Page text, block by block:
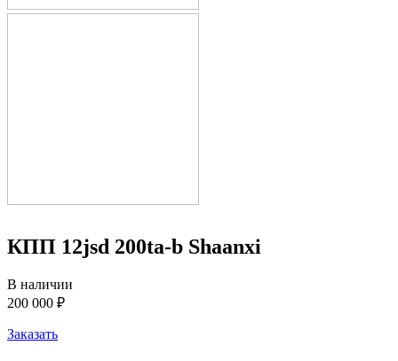
КПП 12jsd 200ta-b Shaanxi
В наличии
200 000 ₽
Заказать